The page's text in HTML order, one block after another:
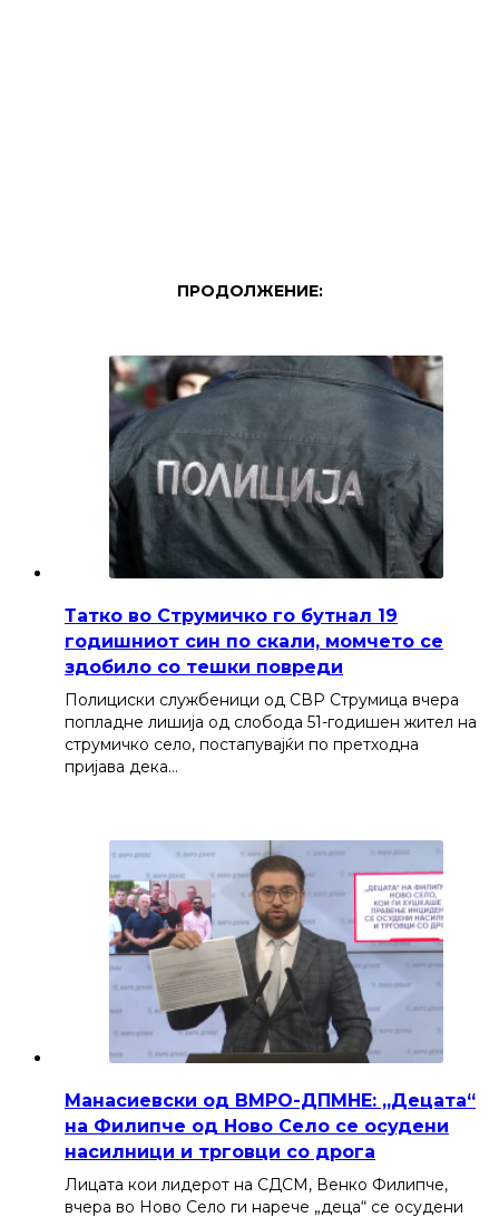
ПРОДОЛЖЕНИЕ:
Татко во Струмичко го бутнал 19
годишниот син по скали, момчето се
здобило со тешки повреди
Полициски службеници од СВР Струмица вчера
попладне лишија од слобода 51-годишен жител на
струмичко село, постапувајќи по претходна
пријава дека…
Манасиевски од ВМРО-ДПМНЕ: „Децата“
на Филипче од Ново Село се осудени
насилници и трговци со дрога
Лицата кои лидерот на СДСМ, Венко Филипче,
вчера во Ново Село ги нарече „деца“ се осудени